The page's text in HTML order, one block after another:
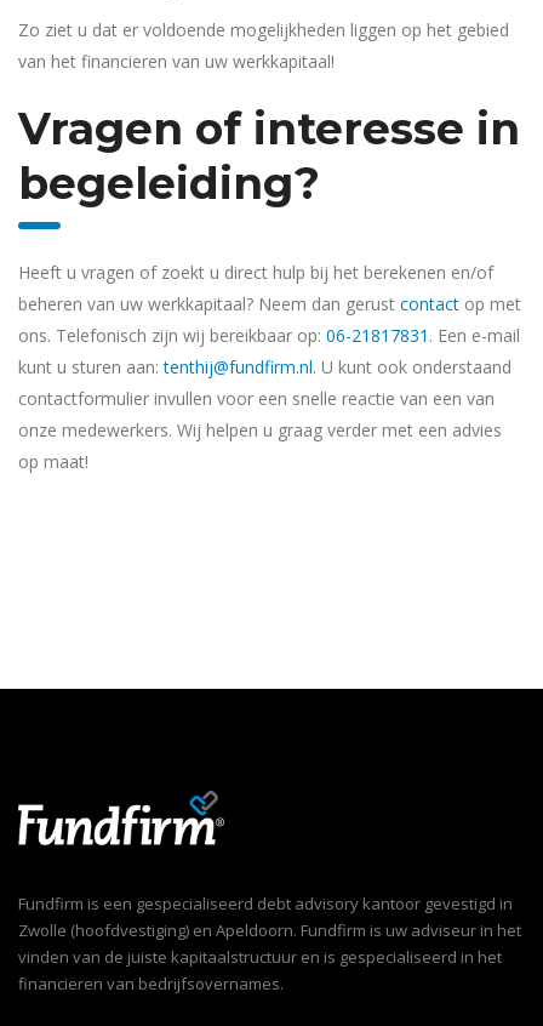
Zo ziet u dat er voldoende mogelijkheden liggen op het gebied
van het financieren van uw werkkapitaal!
Vragen of interesse in
begeleiding?
Heeft u vragen of zoekt u direct hulp bij het berekenen en/of
beheren van uw werkkapitaal? Neem dan gerust contact op met
ons. Telefonisch zijn wij bereikbaar op: 06-21817831 . Een e-mail
kunt u sturen aan:tenthij@fundfirm.nl. U kunt ook onderstaand
contactformulier invullen voor een snelle reactie van een van
onze medewerkers. Wij helpen u graag verder met een advies
op maat!
Fundfirm is een gespecialiseerd debt advisory kantoor gevestigd in
Zwolle (hoofdvestiging) en Apeldoorn. Fundfirm is uw adviseur in het
vinden van de juiste kapitaalstructuur en is gespecialiseerd in het
financieren van bedrijfsovernames.